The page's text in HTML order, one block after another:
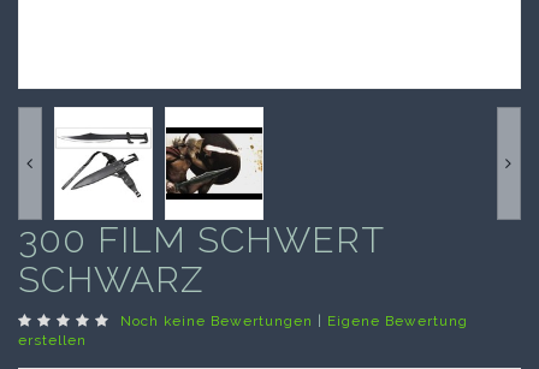
300 FILM SCHWERT
SCHWARZ
Noch keine Bewertungen
Eigene Bewertung
erstellen